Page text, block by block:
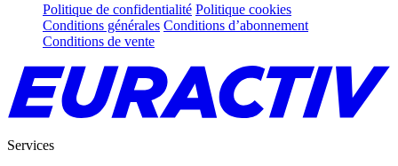
Politique de confidentialité Politique cookies
Conditions générales Conditions d’abonnement
Conditions de vente
Services